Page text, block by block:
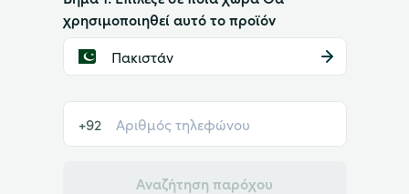
χρησιμοποιηθεί αυτό το προϊόν
Πακιστάν
+92
Αναζήτηση παρόχου